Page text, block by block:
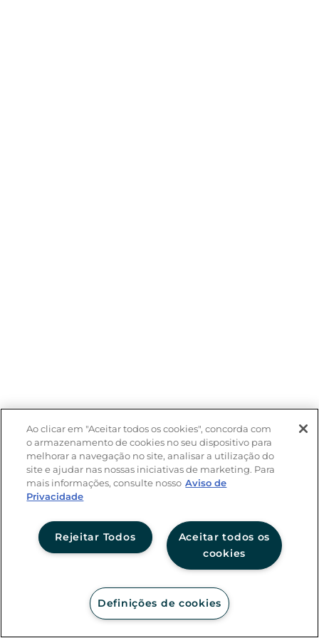
Ao clicar em "Aceitar todos os cookies", concorda com
o armazenamento de cookies no seu dispositivo para
melhorar a navegação no site, analisar a utilização do
site e ajudar nas nossas iniciativas de marketing. Para
mais informações, consulte nosso Aviso de
Privacidade
Aceitar todos os
cookies
Rejeitar Todos
Definições de cookies